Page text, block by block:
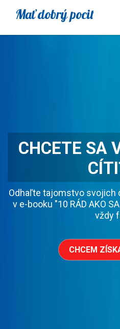
CHCETE SA
Odhaľte tajomstvo svojich
v e-booku "10 RÁD AKO
vždy
CHCEM
Mať dobrý pocit